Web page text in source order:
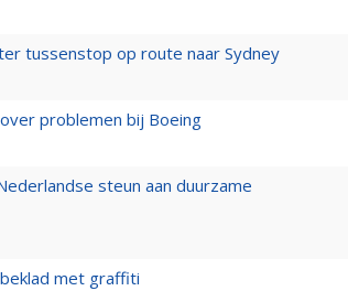
tussenstop op route naar Sydney
problemen bij Boeing
steun aan duurzame
met graffiti